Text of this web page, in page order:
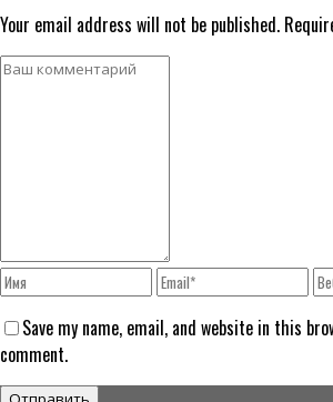
Your email address will not be published.
Save my name, email, and website in this
comment.